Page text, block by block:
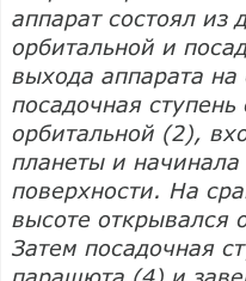
аппарат состоял из
орбитальной и
выхода аппарата
посадочная ступень
орбитальной (2),
планеты и начинала
поверхности. На
высоте открывался
Затем посадочная